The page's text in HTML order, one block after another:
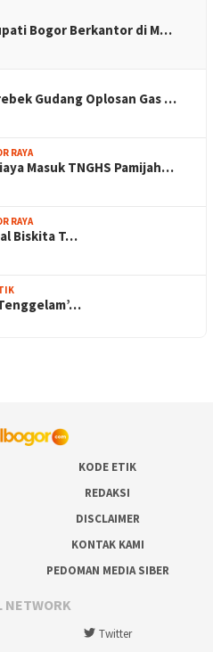
Bogor Berkantor di M…
Gudang Oplosan Gas …
RAYA
Masuk TNGHS Pamijah…
RAYA
Biskita T…
KODE ETIK
REDAKSI
DISCLAIMER
KONTAK KAMI
PEDOMAN MEDIA SIBER
NETWORK
Twitter